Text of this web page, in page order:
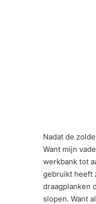
Nadat de
Want mijn
werkbank tot
gebruikt heeft
draagplanken
slopen. Want